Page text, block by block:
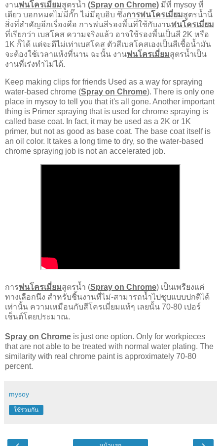
งานพ่นโครเมี่ยมสูตรน้ำ (Spray on Chrome) มีที่ mysoy ที่
เดียว บอกหมดไม่มีกั๊ก ไม่มีอุบอิบ ซึ่งการพ่นโครเมี่ยมสูตรน้ำนี้
สิ่งที่สำคัญอีกเรื่องคือ การพ่นสีรองพื้นที่ใช้กับงานพ่นโครเมี่ยม
ที่เรียกว่า เบสโคส ความจริงแล้ว อาจใช้รองพื้นเป็นสี 2K หรือ
1K ก็ได้ แต่จะดีไม่เท่าเบสโคส ตัวสีเบสโคสเองเป็นสีเชื้อน้ำมัน
จะต้องใช้เวลาแห้งที่นาน ฉะนั้น งานพ่นโครเมี่ยมสูตรน้ำเป็น
งานที่เร่งทำไม่ได้.
Keep making clips for friends Used as a way for spraying
water-based chrome (Spray on Chrome). There is only one
place in mysoy to tell you that it's all gone. Another important
thing is Primer spraying that is used for chrome spraying is
called base coat. In fact, it may be used as a 2K or 1K
primer, but not as good as base coat. The base coat itself is
an oil color. It takes a long time to dry, so the water-based
chrome spraying job is not an accelerated job.
การพ่นโครเมี่ยมสูตรน้ำ (Spray on Chrome) เป็นเพรียงแค่
ทางเลือกนึง สำหรับชิ้นงานที่ไม่-สามารถน้ำไปชุบแบบปกติได้
เท่านั้น ความเหมือนกับสีโครเมี่ยมแท้ๆ เลยนั้น 70-80 เปอร์
เช็นต์โดยประมาณ.
Spray on Chrome is just one option. Only for workpieces
that are not able to be treated with normal water plating. The
similarity with real chrome paint is approximately 70-80
percent.
mysoy
ใช้ร่วมกัน